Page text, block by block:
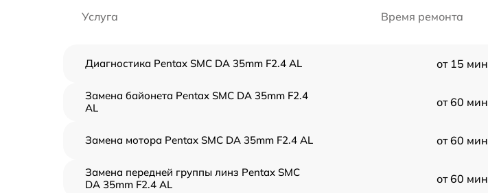
Услуга Время ремонта
Диагностика Pentax SMC DA 35mm F2.4 AL от 15 мин
Замена байонета Pentax SMC DA 35mm F2.4
AL
от 60 мин
Замена мотора Pentax SMC DA 35mm F2.4 AL от 60 мин
Замена передней группы линз Pentax SMC
DA 35mm F2.4 AL
от 60 мин